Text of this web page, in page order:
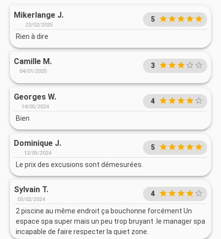
Mikerlange J.
22/02/2025
5
Rien à dire
Camille M.
04/01/2025
3
Georges W.
14/05/2024
4
Bien
Dominique J.
12/05/2024
5
Le prix des excusions sont démesurées.
Sylvain T.
03/02/2024
4
2 piscine au même endroit ça bouchonne forcément Un
espace spa super mais un peu trop bruyant .le manager spa
incapable de faire respecter la quiet zone.